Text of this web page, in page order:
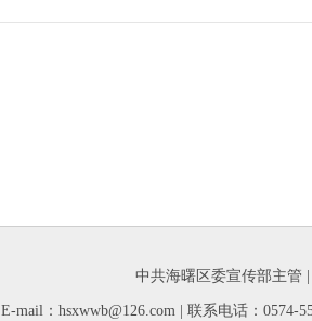
中共海曙区委宣传部主管
E-mail：hsxwwb@126.com | 联系电话：